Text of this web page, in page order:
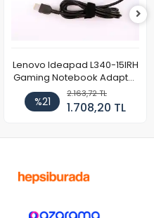
Lenovo Ideapad L340-15IRH
Gaming Notebook Adaptör
Cihazı Şarj Aleti (150W)
%21
2.163,72 TL
1.708,20 TL